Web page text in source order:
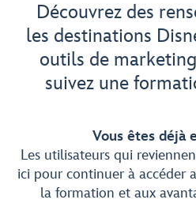
Découvrez des
les destinations
outils de
suivez une
Vous êtes déjà
Les utilisateurs qui
ici pour continuer à accéder
la formation et aux